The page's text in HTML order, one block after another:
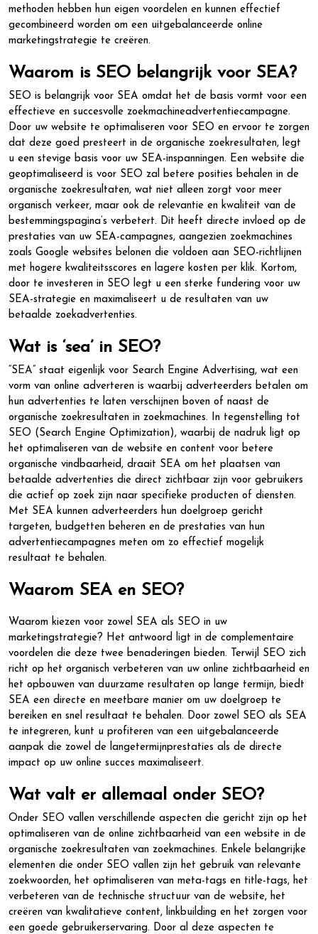
methoden hebben hun eigen voordelen en kunnen effectief
gecombineerd worden om een uitgebalanceerde online
marketingstrategie te creëren.
Waarom is SEO belangrijk voor SEA?
SEO is belangrijk voor SEA omdat het de basis vormt voor een
effectieve en succesvolle zoekmachineadvertentiecampagne.
Door uw website te optimaliseren voor SEO en ervoor te zorgen
dat deze goed presteert in de organische zoekresultaten, legt
u een stevige basis voor uw SEA-inspanningen. Een website die
geoptimaliseerd is voor SEO zal betere posities behalen in de
organische zoekresultaten, wat niet alleen zorgt voor meer
organisch verkeer, maar ook de relevantie en kwaliteit van de
bestemmingspagina’s verbetert. Dit heeft directe invloed op de
prestaties van uw SEA-campagnes, aangezien zoekmachines
zoals Google websites belonen die voldoen aan SEO-richtlijnen
met hogere kwaliteitsscores en lagere kosten per klik. Kortom,
door te investeren in SEO legt u een sterke fundering voor uw
SEA-strategie en maximaliseert u de resultaten van uw
betaalde zoekadvertenties.
Wat is ‘sea’ in SEO?
“SEA” staat eigenlijk voor Search Engine Advertising, wat een
vorm van online adverteren is waarbij adverteerders betalen om
hun advertenties te laten verschijnen boven of naast de
organische zoekresultaten in zoekmachines. In tegenstelling tot
SEO (Search Engine Optimization), waarbij de nadruk ligt op
het optimaliseren van de website en content voor betere
organische vindbaarheid, draait SEA om het plaatsen van
betaalde advertenties die direct zichtbaar zijn voor gebruikers
die actief op zoek zijn naar specifieke producten of diensten.
Met SEA kunnen adverteerders hun doelgroep gericht
targeten, budgetten beheren en de prestaties van hun
advertentiecampagnes meten om zo effectief mogelijk
resultaat te behalen.
Waarom SEA en SEO?
Waarom kiezen voor zowel SEA als SEO in uw
marketingstrategie? Het antwoord ligt in de complementaire
voordelen die deze twee benaderingen bieden. Terwijl SEO zich
richt op het organisch verbeteren van uw online zichtbaarheid en
het opbouwen van duurzame resultaten op lange termijn, biedt
SEA een directe en meetbare manier om uw doelgroep te
bereiken en snel resultaat te behalen. Door zowel SEO als SEA
te integreren, kunt u profiteren van een uitgebalanceerde
aanpak die zowel de langetermijnprestaties als de directe
impact op uw online succes maximaliseert.
Wat valt er allemaal onder SEO?
Onder SEO vallen verschillende aspecten die gericht zijn op het
optimaliseren van de online zichtbaarheid van een website in de
organische zoekresultaten van zoekmachines. Enkele belangrijke
elementen die onder SEO vallen zijn het gebruik van relevante
zoekwoorden, het optimaliseren van meta-tags en title-tags, het
verbeteren van de technische structuur van de website, het
creëren van kwalitatieve content, linkbuilding en het zorgen voor
een goede gebruikerservaring. Door al deze aspecten te